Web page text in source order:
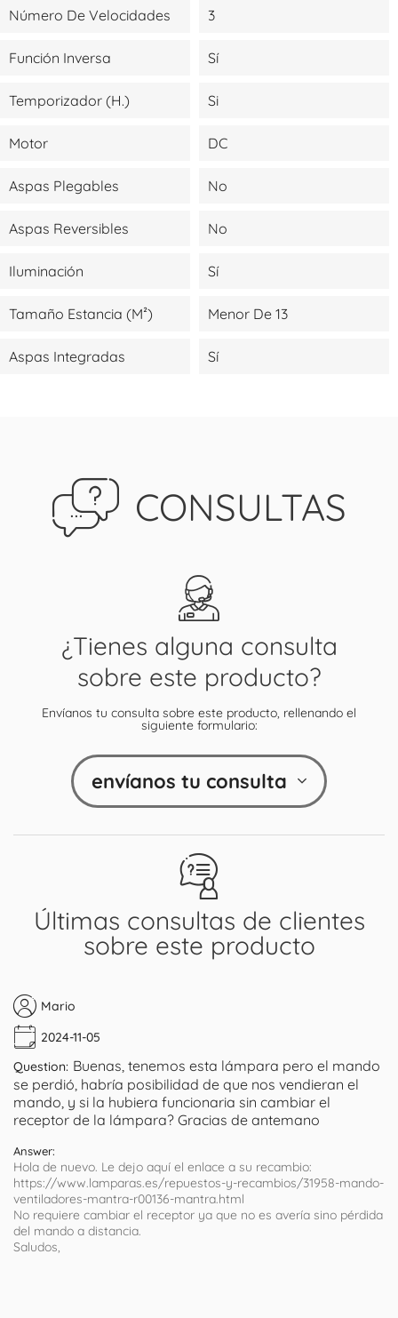
Número De Velocidades 3
Función Inversa Sí
Temporizador (H.) Si
Motor DC
Aspas Plegables No
Aspas Reversibles No
Iluminación Sí
Tamaño Estancia (m²) Menor De 13
Aspas Integradas Sí
CONSULTAS
Últimas consultas de clientes
sobre este producto
Mario
2024-11-05
Question: Buenas, tenemos esta lámpara pero el mando
se perdió, habría posibilidad de que nos vendieran el
mando, y si la hubiera funcionaria sin cambiar el
receptor de la lámpara? Gracias de antemano
Answer:
Hola de nuevo. Le dejo aquí el enlace a su recambio:
https://www.lamparas.es/repuestos-y-recambios/31958-mando-
ventiladores-mantra-r00136-mantra.html
No requiere cambiar el receptor ya que no es avería sino pérdida
del mando a distancia.
Saludos,
¿Tienes alguna consulta
sobre este producto?
Envíanos tu consulta sobre este producto, rellenando el
siguiente formulario:
envíanos tu consulta